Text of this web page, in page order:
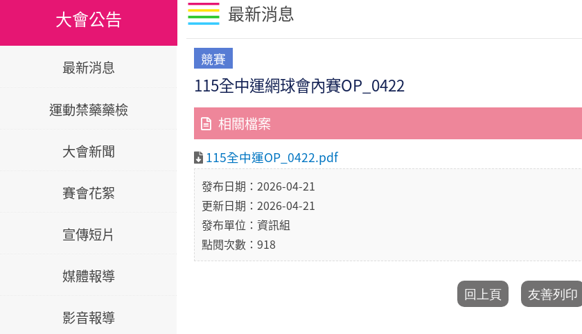
大會公告
最新消息
運動禁藥藥檢
大會新聞
賽會花絮
宣傳短片
媒體報導
影音報導
最新消息
競賽
115全中運網球會內賽OP_0422
相關檔案
115全中運OP_0422.pdf
發布日期：2026-04-21
更新日期：2026-04-21
發布單位：資訊組
點閱次數：918